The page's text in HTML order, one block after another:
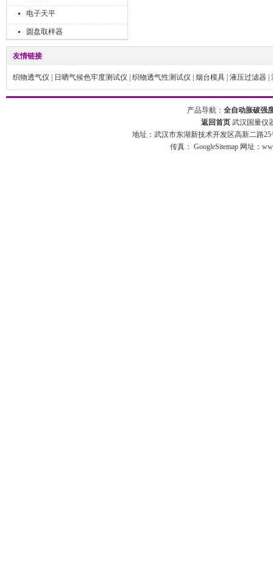
电子天平
圆盘取样器
友情链接
织物透气仪 日晒气候色牢度测试仪 织物透气性测试仪 烟台模具 液压过滤器
产品导航： 全自动胀破强
返回首页武汉国量仪
地址：武汉市东湖新技术开发区高新二路
传真： GoogleSitemap 网址：